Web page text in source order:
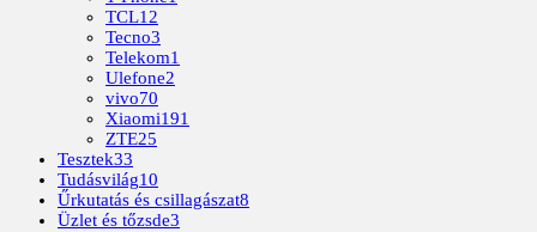
TCL12
Tecno3
Telekom1
Ulefone2
vivo70
Xiaomi191
ZTE25
Tesztek33
Tudásvilág10
Űrkutatás és csillagászat8
Üzlet és tőzsde3